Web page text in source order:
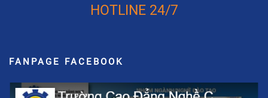
HOTLINE 24/7
FANPAGE FACEBOOK